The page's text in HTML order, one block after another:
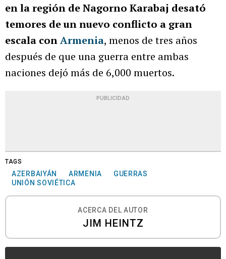
en la región de Nagorno Karabaj desató
temores de un nuevo conflicto a gran
escala conArmenia, menos de tres años
después de que una guerra entre ambas
naciones dejó más de 6,000 muertos.
PUBLICIDAD
TAGS
AZERBAIYÁN ARMENIA
GUERRAS
UNIÓN SOVIÉTICA
ACERCA DEL AUTOR
JIM HEINTZ